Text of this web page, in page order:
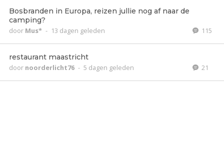
Bosbranden in Europa, reizen jullie nog af naar de
camping?
door Mus* - 13 dagen geleden 115
restaurant maastricht
door noorderlicht76 - 5 dagen geleden 21